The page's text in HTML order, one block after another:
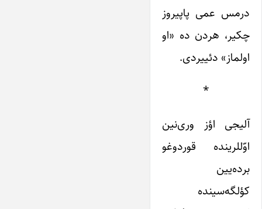
درمس عمی پاپیروز
چکیر، هردن ده «او
اولماز» دئییردی.
*
آلیجی اؤز وری‌نین
اوّللرینده قوردوغو
برده‌یین
کؤلگه‌سینده